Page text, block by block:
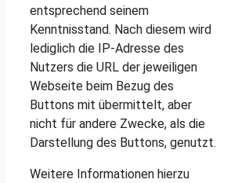
entsprechend seinem
Kenntnisstand. Nach diesem wird
lediglich die IP-Adresse des
Nutzers die URL der jeweiligen
Webseite beim Bezug des
Buttons mit übermittelt, aber
nicht für andere Zwecke, als die
Darstellung des Buttons, genutzt.
Weitere Informationen hierzu